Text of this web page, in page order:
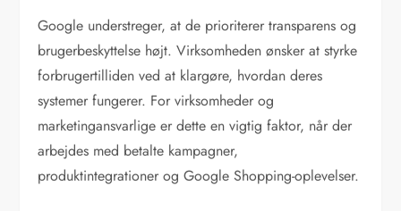
Google understreger, at de prioriterer transparens og
brugerbeskyttelse højt. Virksomheden ønsker at styrke
forbrugertilliden ved at klargøre, hvordan deres
systemer fungerer. For virksomheder og
marketingansvarlige er dette en vigtig faktor, når der
arbejdes med betalte kampagner,
produktintegrationer og Google Shopping-oplevelser.